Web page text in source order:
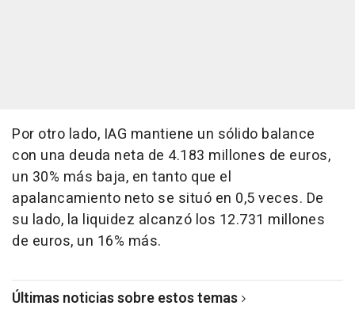
Por otro lado, IAG mantiene un sólido balance
con una deuda neta de 4.183 millones de euros,
un 30% más baja, en tanto que el
apalancamiento neto se situó en 0,5 veces. De
su lado, la liquidez alcanzó los 12.731 millones
de euros, un 16% más.
Últimas noticias sobre estos temas